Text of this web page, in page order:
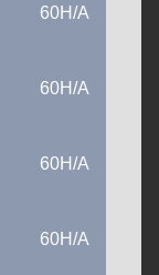
60H/A
60H/A
60H/A
60H/A